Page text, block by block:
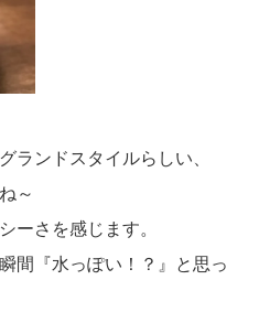
ランドスタイルらしい、
～
ーさを感じます。
間『水っぽい！？』と思っ